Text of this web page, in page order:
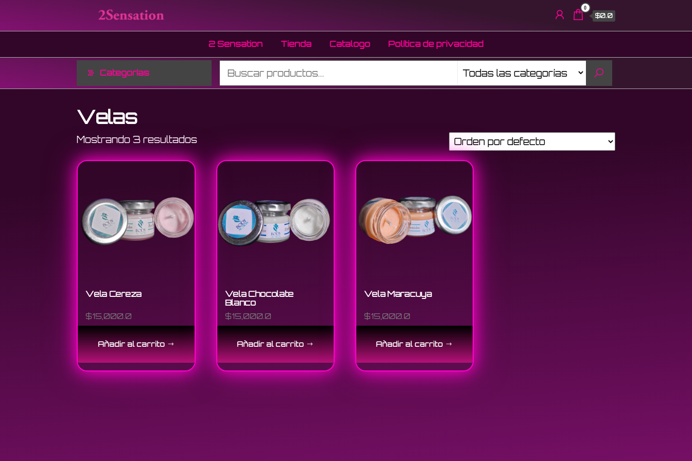
Sensation
0
$0.0
2 Sensation Tienda Catalogo Política de privacidad
Categorías
Velas
Mostrando 3 resultados
Vela Cereza
$15,000.0
Añadir al carrito
Vela Chocolate
Blanco
$15,000.0
Añadir al carrito
Vela Maracuya
$15,000.0
Añadir al carrito